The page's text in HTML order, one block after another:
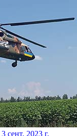
3 сент. 2023 г.